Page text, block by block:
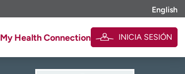
English
My Health Connection INICIA SESIÓN